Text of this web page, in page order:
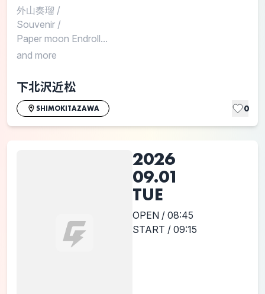
外山奏瑠 /
Souvenir /
Paper moon Endroll...
and more
下北沢近松
SHIMOKITAZAWA 0
2026
09.01
TUE
OPEN / 08:45
START / 09:15